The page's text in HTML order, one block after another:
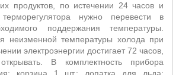
продуктов, по истечении 24 часов и
нужно перевести в
поддержания температуры.
неизменной температуры холода при
электроэнергии достигает 72 часов,
В комплектность прибора